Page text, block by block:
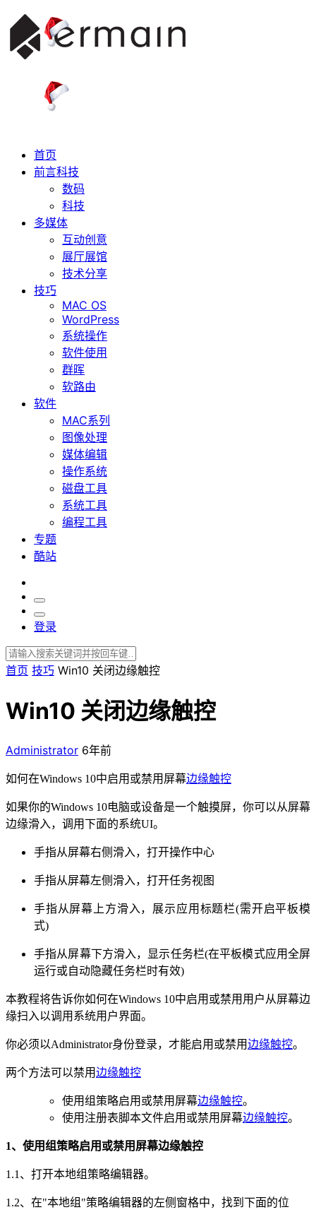
首页
前言科技
数码
科技
多媒体
互动创意
展厅展馆
技术分享
技巧
MAC OS
WordPress
系统操作
软件使用
群晖
软路由
软件
MAC系列
图像处理
媒体编辑
操作系统
磁盘工具
系统工具
编程工具
专题
酷站
登录
首页 技巧 Win10 关闭边缘触控
Win10 关闭边缘触控
Administrator 6年前
如何在Windows 10中启用或禁用屏幕边缘触控
如果你的Windows 10电脑或设备是一个触摸屏，你可以从屏幕
边缘滑入，调用下面的系统UI。
手指从屏幕右侧滑入，打开操作中心
手指从屏幕左侧滑入，打开任务视图
手指从屏幕上方滑入，展示应用标题栏(需开启平板模
式)
手指从屏幕下方滑入，显示任务栏(在平板模式应用全屏
运行或自动隐藏任务栏时有效)
本教程将告诉你如何在Windows 10中启用或禁用用户从屏幕边
缘扫入以调用系统用户界面。
你必须以Administrator身份登录，才能启用或禁用边缘触控。
两个方法可以禁用边缘触控
使用组策略启用或禁用屏幕边缘触控。
使用注册表脚本文件启用或禁用屏幕边缘触控。
1、使用组策略启用或禁用屏幕边缘触控
1.1、打开本地组策略编辑器。
1.2、在"本地组"策略编辑器的左侧窗格中，找到下面的位